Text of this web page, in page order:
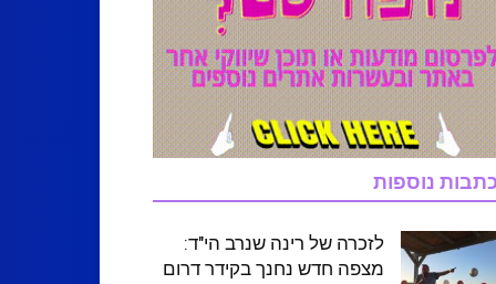
נוספות
לזכרה של רינה שנרב הי"ד:
מצפה חדש נחנך בקידר דרום